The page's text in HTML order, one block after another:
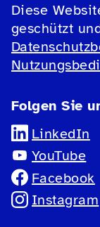
Diese
geschützt
Folgen Sie
LinkedIn
YouTube
Facebook
Instagram